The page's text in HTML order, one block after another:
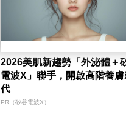
2026美肌新趨勢「外泌體＋
電波X」聯手，開啟高階養膚
代
PR（矽谷電波X）